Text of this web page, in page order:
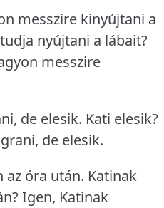
messzire kinyújtani a
nyújtani a lábait?
messzire
de elesik. Kati elesik?
de elesik.
az óra után. Katinak
Igen, Katinak